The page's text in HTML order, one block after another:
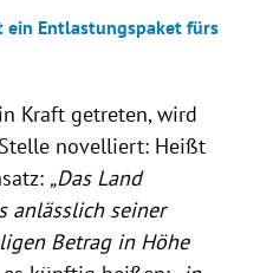
ein Entlastungspaket fürs
Kraft getreten, wird
novelliert: Heißt
„Das Land
anlässlich seiner
Betrag in Höhe